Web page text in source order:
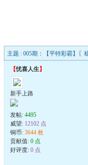
主题 : 005期：【平特彩霸】〖
【忧喜人生】
新手上路
发帖: 4495
威望: 12102 点
铜币: 3644 枚
贡献值: 0 点
好评度: 0 点